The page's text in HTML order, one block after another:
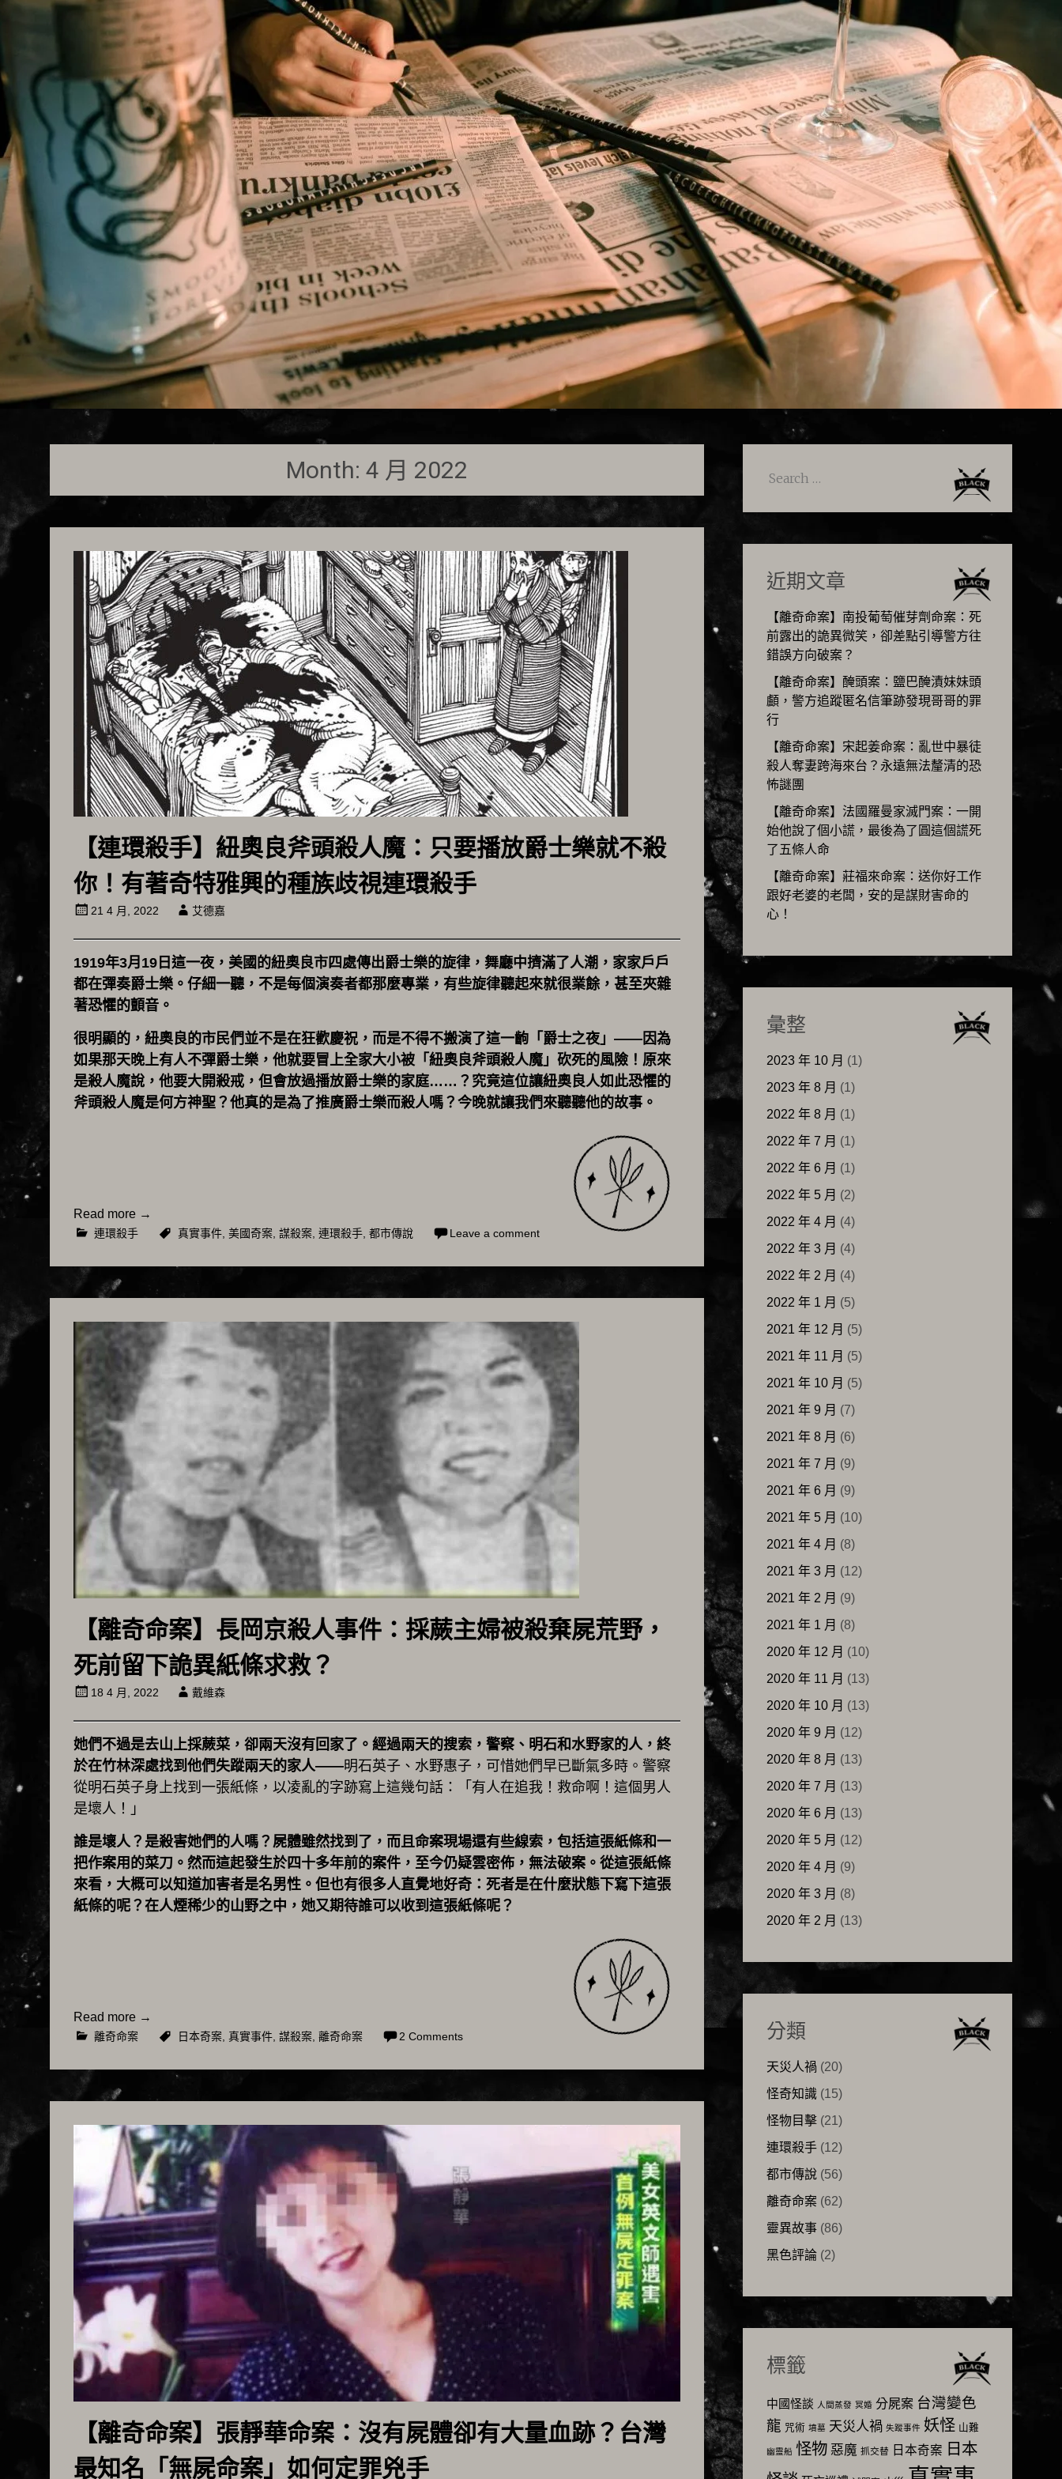
Month:4 月 2022
【連環殺手】紐奧良斧頭殺人魔：只要播放爵士樂就不殺
你！有著奇特雅興的種族歧視連環殺手
21 4 月, 2022 艾德嘉
1919年3月19日這一夜，美國的紐奧良市四處傳出爵士樂的旋律，舞廳中擠滿了人潮，家家戶戶
都在彈奏爵士樂。仔細一聽，不是每個演奏者都那麼專業，有些旋律聽起來就很業餘，甚至夾雜
著恐懼的顫音。
很明顯的，紐奧良的市民們並不是在狂歡慶祝，而是不得不搬演了這一齣「爵士之夜」——因為
如果那天晚上有人不彈爵士樂，他就要冒上全家大小被「紐奧良斧頭殺人魔」砍死的風險！原來
是殺人魔說，他要大開殺戒，但會放過播放爵士樂的家庭……？究竟這位讓紐奧良人如此恐懼的
斧頭殺人魔是何方神聖？他真的是為了推廣爵士樂而殺人嗎？今晚就讓我們來聽聽他的故事。
Read more →
連環殺手 真實事件 美國奇案 謀殺案 連環殺手 都市傳說 Leave a comment
【離奇命案】長岡京殺人事件：採蕨主婦被殺棄屍荒野，
死前留下詭異紙條求救？
18 4 月, 2022 戴維森
她們不過是去山上採蕨菜，卻兩天沒有回家了。經過兩天的搜索，警察、明石和水野家的人，終
於在竹林深處找到他們失蹤兩天的家人——明石英子、水野惠子，可惜她們早已斷氣多時。警察
從明石英子身上找到一張紙條，以凌亂的字跡寫上這幾句話：「有人在追我！救命啊！這個男人
是壞人！」
誰是壞人？是殺害她們的人嗎？屍體雖然找到了，而且命案現場還有些線索，包括這張紙條和一
把作案用的菜刀。然而這起發生於四十多年前的案件，至今仍疑雲密佈，無法破案。從這張紙條
來看，大概可以知道加害者是名男性。但也有很多人直覺地好奇：死者是在什麼狀態下寫下這張
紙條的呢？在人煙稀少的山野之中，她又期待誰可以收到這張紙條呢？
Read more →
離奇命案 日本奇案 真實事件 謀殺案 離奇命案 2 Comments
【離奇命案】張靜華命案：沒有屍體卻有大量血跡？台灣
最知名「無屍命案」如何定罪兇手
Search
近期文章
【離奇命案】南投葡萄催芽劑命案：死
前露出的詭異微笑，卻差點引導警方往
錯誤方向破案？
【離奇命案】醃頭案：鹽巴醃漬妹妹頭
顱，警方追蹤匿名信筆跡發現哥哥的罪
行
【離奇命案】宋起姜命案：亂世中暴徒
殺人奪妻跨海來台？永遠無法釐清的恐
怖謎團
【離奇命案】法國羅曼家滅門案：一開
始他說了個小謊，最後為了圓這個謊死
了五條人命
【離奇命案】莊福來命案：送你好工作
跟好老婆的老闆，安的是謀財害命的
心！
彙整
2023 年 10 月 (1)
2023 年 8 月 (1)
2022 年 8 月 (1)
2022 年 7 月 (1)
2022 年 6 月 (1)
2022 年 5 月 (2)
2022 年 4 月 (4)
2022 年 3 月 (4)
2022 年 2 月 (4)
2022 年 1 月 (5)
2021 年 12 月 (5)
2021 年 11 月 (5)
2021 年 10 月 (5)
2021 年 9 月 (7)
2021 年 8 月 (6)
2021 年 7 月 (9)
2021 年 6 月 (9)
2021 年 5 月 (10)
2021 年 4 月 (8)
2021 年 3 月 (12)
2021 年 2 月 (9)
2021 年 1 月 (8)
2020 年 12 月 (10)
2020 年 11 月 (13)
2020 年 10 月 (13)
2020 年 9 月 (12)
2020 年 8 月 (13)
2020 年 7 月 (13)
2020 年 6 月 (13)
2020 年 5 月 (12)
2020 年 4 月 (9)
2020 年 3 月 (8)
2020 年 2 月 (13)
分類
天災人禍 (20)
怪奇知識(15)
怪物目擊(21)
連環殺手(12)
都市傳說(56)
離奇命案(62)
靈異故事(86)
黑色評論(2)
標籤
中國怪談 人間蒸發 冥婚 分屍案 台灣變色
龍 咒術 墳墓 天災人禍 失蹤事件 妖怪 山難
幽靈船 怪物 惡魔 抓交替 日本奇案 日本